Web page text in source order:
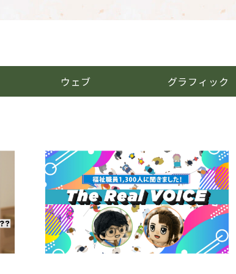
ウェブ グラフィック